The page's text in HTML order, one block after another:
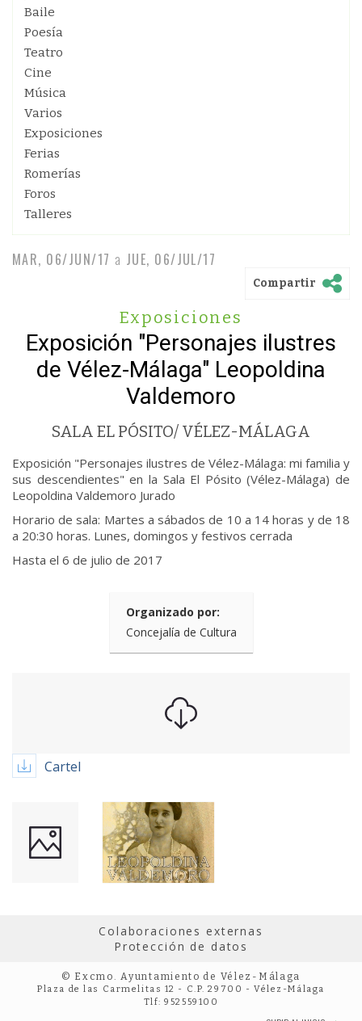
Baile
Poesía
Teatro
Cine
Música
Varios
Exposiciones
Ferias
Romerías
Foros
Talleres
MAR, 06/JUN/17 a JUE, 06/JUL/17
Compartir
Exposiciones
Exposición "Personajes ilustres
de Vélez-Málaga" Leopoldina
Valdemoro
SALA EL PÓSITO/ VÉLEZ-MÁLAGA
Exposición "Personajes ilustres de Vélez-Málaga: mi familia y
sus descendientes" en la Sala El Pósito (Vélez-Málaga) de
Leopoldina Valdemoro Jurado
Horario de sala: Martes a sábados de 10 a 14 horas y de 18
a 20:30 horas. Lunes, domingos y festivos cerrada
Hasta el 6 de julio de 2017
Organizado por:
Concejalía de Cultura
Cartel
Colaboraciones externas
Protección de datos
© Excmo. Ayuntamiento de Vélez-Málaga
Plaza de las Carmelitas 12 - C.P. 29700 - Vélez-Málaga
Tlf: 952559100